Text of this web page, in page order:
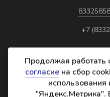
+7
Политика
Продолжая работать
согласие на сбор
использования
"Яндекс.Метрика".